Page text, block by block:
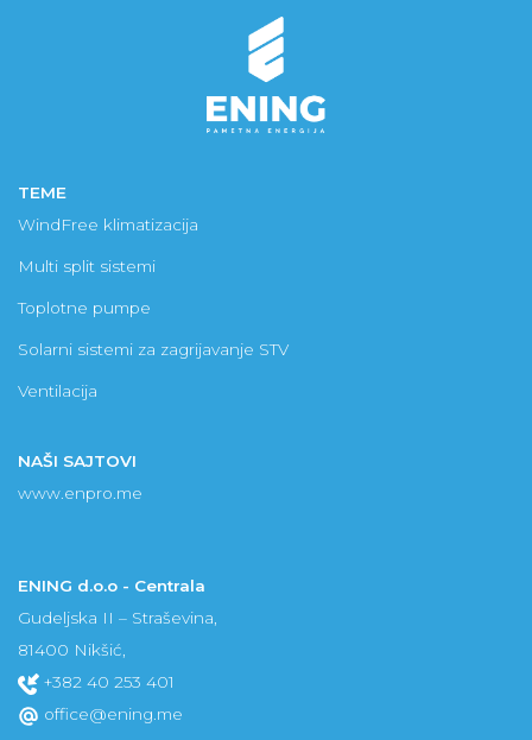
TEME
WindFree klimatizacija
Multi split sistemi
Toplotne pumpe
Solarni sistemi za zagrijavanje STV
Ventilacija
NAŠI SAJTOVI
www.enpro.me
ENING d.o.o - Centrala
Gudeljska II – Straševina,
81400 Nikšić,
+382 40 253 401
office@ening.me